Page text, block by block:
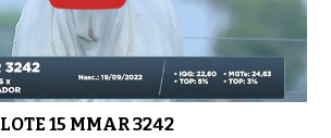
LOTE 15 MMAR 3242